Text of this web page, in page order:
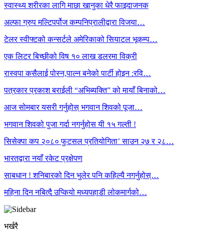
स्वास्थ्य शरीरका लागि माछा खानुका धेरै फाइदाजनक
अल्फा ग्रुप मल्टिपर्पोज कम्पनिप्रालीद्वारा विजया…
टेलर स्वीफ्टको कन्सर्टले अमेरिकाको सियाटल भूकम्प…
एक लिटर बिच्छीको विष १० लाख डलरमा विक्री
रास्वपा कसैलाई पोस्न,पाल्न बनेको पार्टी होइन :रवि…
पत्रकार प्रकाश बराईली “अभिब्यक्ति” को मायाँ बिनाको…
आज सोमबार यसरी गर्नुहोस् भगवान शिवको पूजा…
भगवान शिवको पुजा गर्दा नगर्नुहोस यी १५ गल्ती !
सिसेक्पा कप २०८० फुटसल प्रतियोगिता’ साउन २७ र २८…
भारतद्वारा नयाँ रकेट प्रक्षेपण
साबधान ! शनिबारको दिन भुलेर पनि कहिल्यै नगर्नुहोस्…
महिना दिन नबित्दै उप्कियो मध्यपहाडी लोकमार्गको…
भर्खरै